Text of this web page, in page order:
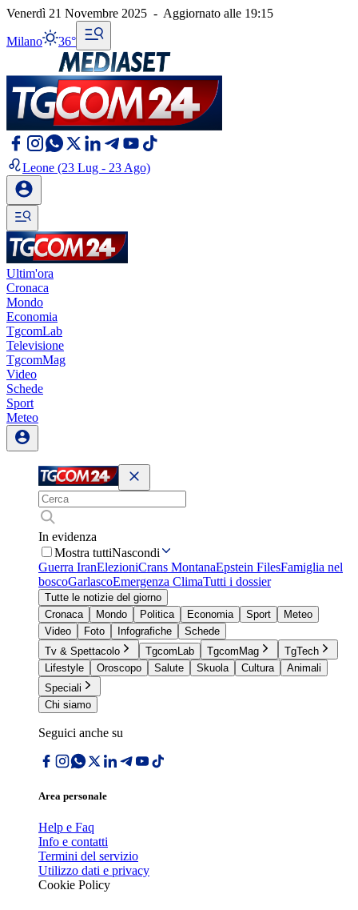
Venerdì 21 Novembre 2025 - Aggiornato alle 19:15
Milano 36°
Leone (23 Lug - 23 Ago)
Ultim'ora
Cronaca
Mondo
Economia
TgcomLab
Televisione
TgcomMag
Video
Schede
Sport
Meteo
In evidenza
Mostra tuttiNascondi
Guerra IranElezioniCrans MontanaEpstein FilesFamiglia nel
boscoGarlascoEmergenza ClimaTutti i dossier
Tutte le notizie del giorno
Cronaca
Mondo Politica Economia Sport
Meteo
Video
Foto Infografiche
Schede
Tv & Spettacolo
TgcomLab TgcomMag
TgTech
Lifestyle
Oroscopo Salute Skuola Cultura
Animali
Speciali
Chi siamo
Seguici anche su
Area personale
Help e Faq
Info e contatti
Termini del servizio
Utilizzo dati e privacy
Cookie Policy